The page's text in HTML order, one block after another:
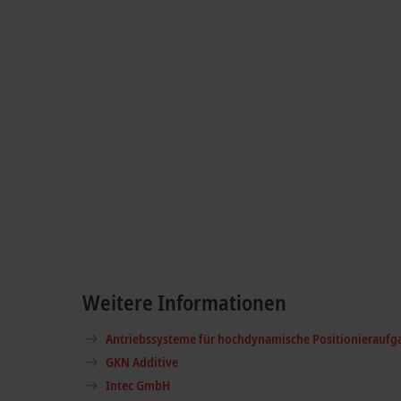
Weitere Informationen
Antriebssysteme für hochdynamische
GKN Additive
Intec GmbH